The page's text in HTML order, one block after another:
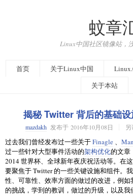
蚊章
Linux中国社区镜像站，
首页 关于Linux中国
关于本站
揭秘 Twitter 背后的基础
mazdakh 发布于 2016年10月08日
过去我们曾经发布过一些关于Finagle 、
过一些针对大型事件活动的架构优化的文章
2014 世界杯、全球新年夜庆祝活动等。在
要聚焦于 Twitter 的一些关键设施和组件。
性、可靠性、效率方面的做过的改进，例
的挑战，学到的教训，做过的升级，以及我